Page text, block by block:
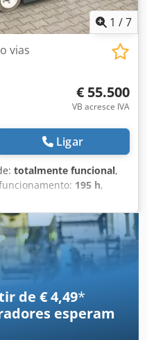
1 /7
vias
€ 55.500
VB acresce IVA
Ligar
totalmente funcional,
195 h,
de elevação:
, tipo de mastro:triplex,
, tipo de transmissão:
vias Tipo de mastro:
Pronto para uso e
bom Deslocador
cabine integral,
de € 4,49*
esperam